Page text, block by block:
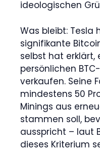
ideologischen
Was bleibt: Tesla
signifikante
selbst hat erklärt,
persönlichen
verkaufen. Seine
mindestens 50
Minings aus
stammen soll,
ausspricht – laut
dieses Kriterium